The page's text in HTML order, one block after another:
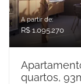
A partir de:
R$ 1.095.270
quartos,